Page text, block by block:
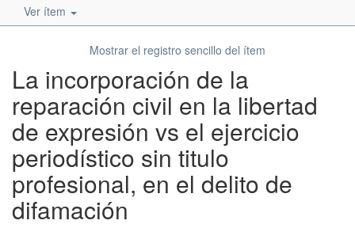
Ver ítem
Mostrar el registro sencillo del ítem
La incorporación de la
reparación civil en la libertad
de expresión vs el ejercicio
periodístico sin titulo
profesional, en el delito de
difamación